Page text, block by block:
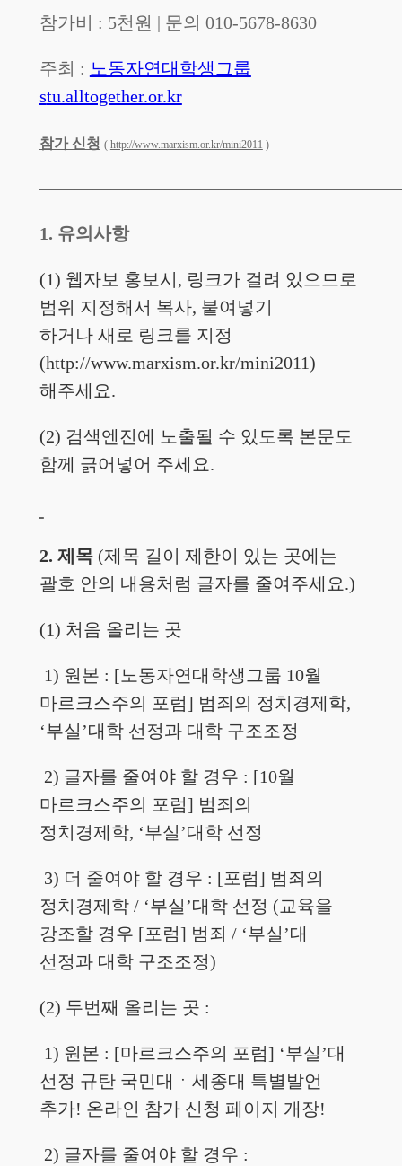
참가비 : 5천원 | 문의 010-5678-8630
주최 : 노동자연대학생그룹
stu.alltogether.or.kr
참가 신청 ( http://www.marxism.or.kr/mini2011 )
1. 유의사항
(1) 웹자보 홍보시, 링크가 걸려 있으므로
범위 지정해서 복사, 붙여넣기
하거나 새로 링크를 지정
(http://www.marxism.or.kr/mini2011)
해주세요.
(2) 검색엔진에 노출될 수 있도록 본문도
함께 긁어넣어 주세요.
2. 제목 (제목 길이 제한이 있는 곳에는
괄호 안의 내용처럼 글자를 줄여주세요.)
(1) 처음 올리는 곳
1) 원본 : [노동자연대학생그룹 10월
마르크스주의 포럼] 범죄의 정치경제학,
‘부실’대학 선정과 대학 구조조정
2) 글자를 줄여야 할 경우 : [10월
마르크스주의 포럼] 범죄의
정치경제학, ‘부실’대학 선정
3) 더 줄여야 할 경우 : [포럼] 범죄의
정치경제학 / ‘부실’대학 선정 (교육을
강조할 경우 [포럼] 범죄 / ‘부실’대
선정과 대학 구조조정)
(2) 두번째 올리는 곳 :
1) 원본 : [마르크스주의 포럼] ‘부실’대
선정 규탄 국민대ㆍ 세종대 특별발언
추가! 온라인 참가 신청 페이지 개장!
2) 글자를 줄여야 할 경우 :